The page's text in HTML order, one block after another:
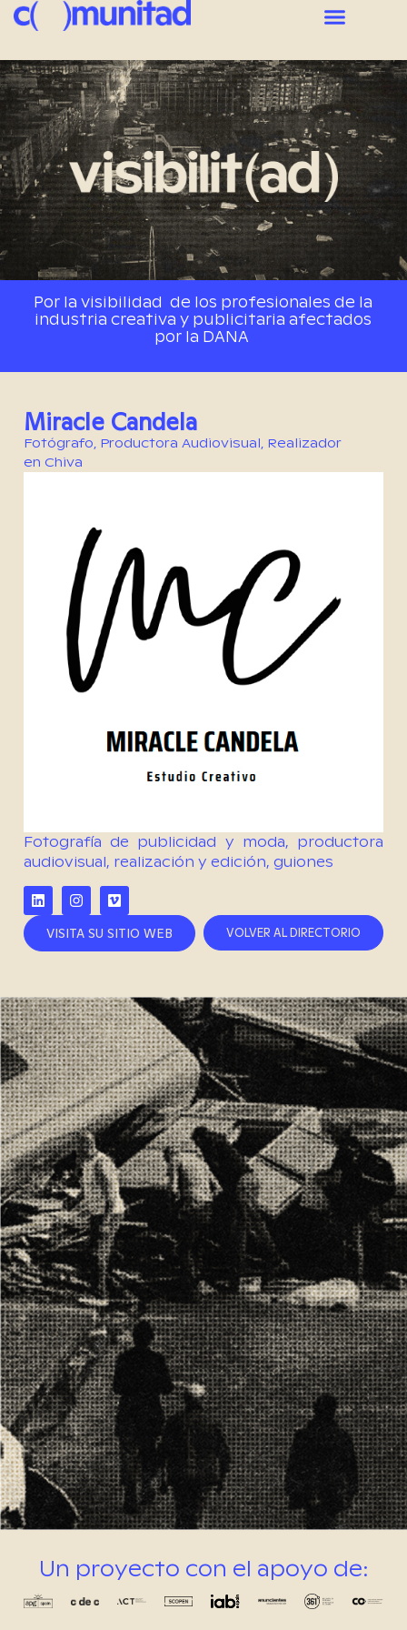
Por la visibilidad de los profesionales de la
industria creativa y publicitaria afectados
por la DANA
Miracle Candela
Fotógrafo, Productora Audiovisual, Realizador
en Chiva
Fotografía de publicidad y moda, productora
audiovisual, realización y edición, guiones
VISITA SU SITIO WEB VOLVER AL DIRECTORIO
Un proyecto con el apoyo de: